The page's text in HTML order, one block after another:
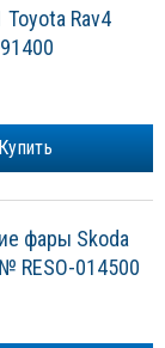
Rav4
Купить
фары Skoda
RESO-014500